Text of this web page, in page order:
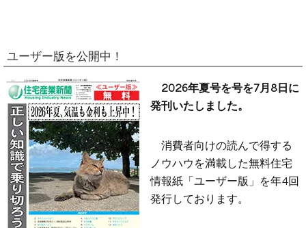
ユーザー版を公開中！
2026年夏号を号を7月8日に
発刊いたしました。
消費者向けの読んで得する
ノウハウを満載した無料住宅
情報紙「ユーザー版」を年4回
発行しております。